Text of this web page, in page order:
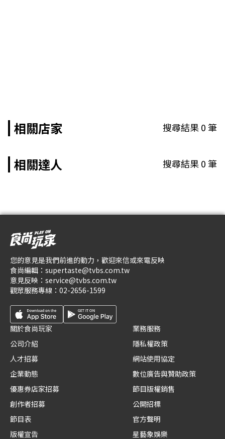
相關店家 搜尋結果0筆
相關達人 搜尋結果0筆
您的意見是我們前進的動力，歡迎來信或來電反映
食尚編輯： supertaste@tvbs.com.tw
意見反映： service@tvbs.com.tw
觀眾服務專線： 02-2656-1599
關於食尚玩家
公司介紹
人才招募
企業動態
優惠券店家招募
創作者招募
節目表
版權宣告
業務服務
隱私權政策
網站使用協定
數位廣告與贊助政策
節目版權銷售
公開招標
官方聲明
星藝象娛樂